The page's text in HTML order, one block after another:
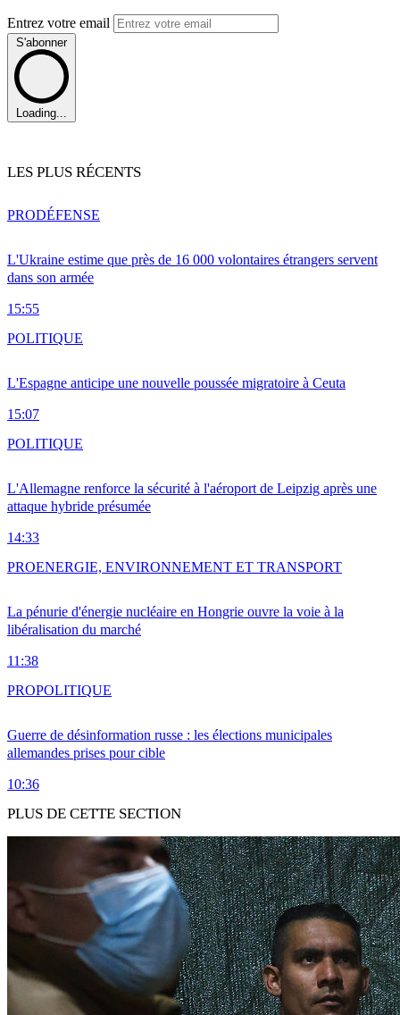
Entrez votre email
S'abonner
Loading...
LES PLUS RÉCENTS
L'Ukraine estime que près de 16 000 volontaires étrangers servent
dans son armée
15:55
PRODÉFENSE
L'Espagne anticipe une nouvelle poussée migratoire à Ceuta
15:07
POLITIQUE
L'Allemagne renforce la sécurité à l'aéroport de Leipzig après une
attaque hybride présumée
14:33
POLITIQUE
La pénurie d'énergie nucléaire en Hongrie ouvre la voie à la
libéralisation du marché
11:38
PROENERGIE, ENVIRONNEMENT ET TRANSPORT
Guerre de désinformation russe : les élections municipales
allemandes prises pour cible
10:36
PROPOLITIQUE
PLUS DE CETTE SECTION